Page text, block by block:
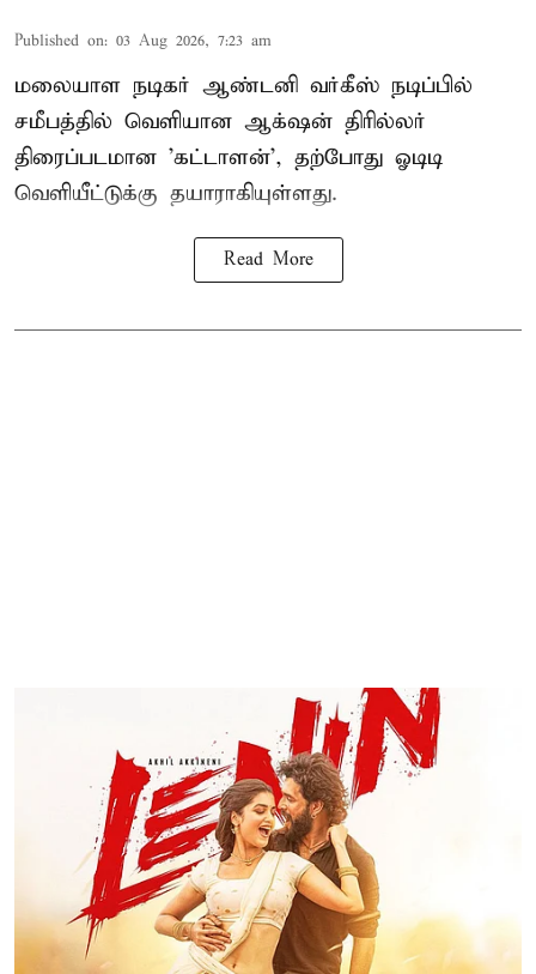
Published on: 03 Aug 2026, 7:23 am
மலையாள நடிகர் ஆண்டனி வர்கீஸ் நடிப்பில்
சமீபத்தில் வெளியான ஆக்‌ஷன் திரில்லர்
திரைப்படமான 'கட்டாளன்', தற்போது ஓடிடி
வெளியீட்டுக்கு தயாராகியுள்ளது.
Read More